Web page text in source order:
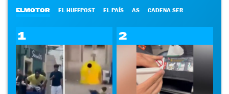
ELMOTOR EL HUFFPOST EL PAÍS AS CADENA SER
1 2